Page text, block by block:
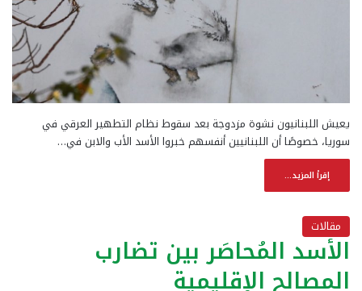
يعيش اللبنانيون نشوة مزدوجة بعد سقوط نظام التطهير العرقي في
سوريا، خصوصًا أن اللبنانيين أنفسهم خبروا الأسد الأب والابن في…
إقرأ المزيد...
مقالات
الأسد المُحاصَر بين تضارب
المصالح الإقليمية